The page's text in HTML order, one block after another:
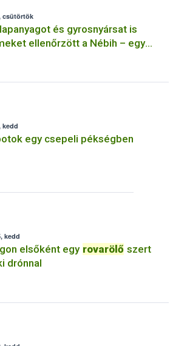
csütörtök
és gyrosnyársat is
ellenőrzött a Nébih – egy
azonnal felfüggesztették
kedd
egy csepeli pékségben
kedd
elsőként egy rovarölő szert
drónnal